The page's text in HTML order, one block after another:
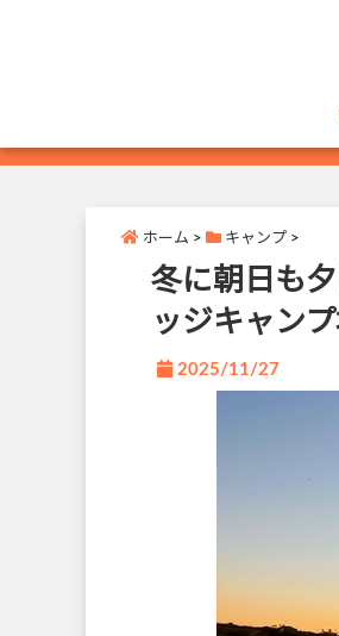
ホーム > キャンプ >
冬に朝日も
ッジキャン
2025/11/27